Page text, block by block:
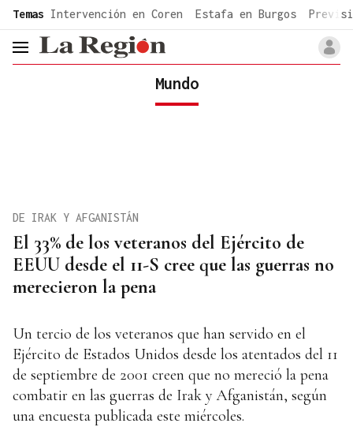
common.go-to-content
Temas Intervención en Coren Estafa en Burgos
header.menu.open
Mundo
El 33% de los veteranos del Ejército de
EEUU desde el 11-S cree que las guerras no
merecieron la pena
DE IRAK Y AFGANISTÁN
Un tercio de los veteranos que han servido en el
Ejército de Estados Unidos desde los atentados del 11
de septiembre de 2001 creen que no mereció la pena
combatir en las guerras de Irak y Afganistán, según
una encuesta publicada este miércoles.